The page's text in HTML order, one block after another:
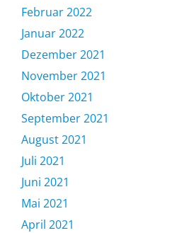
Februar 2022
Januar 2022
Dezember 2021
November 2021
Oktober 2021
September 2021
August 2021
Juli 2021
Juni 2021
Mai 2021
April 2021